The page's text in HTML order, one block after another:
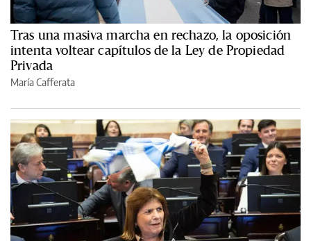
Tras una masiva marcha en rechazo, la oposición
intenta voltear capítulos de la Ley de Propiedad
Privada
María Cafferata